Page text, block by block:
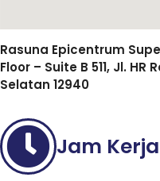
Rasuna Epicentrum
Floor – Suite B 511, Jl.
Selatan 12940
Jam Kerja